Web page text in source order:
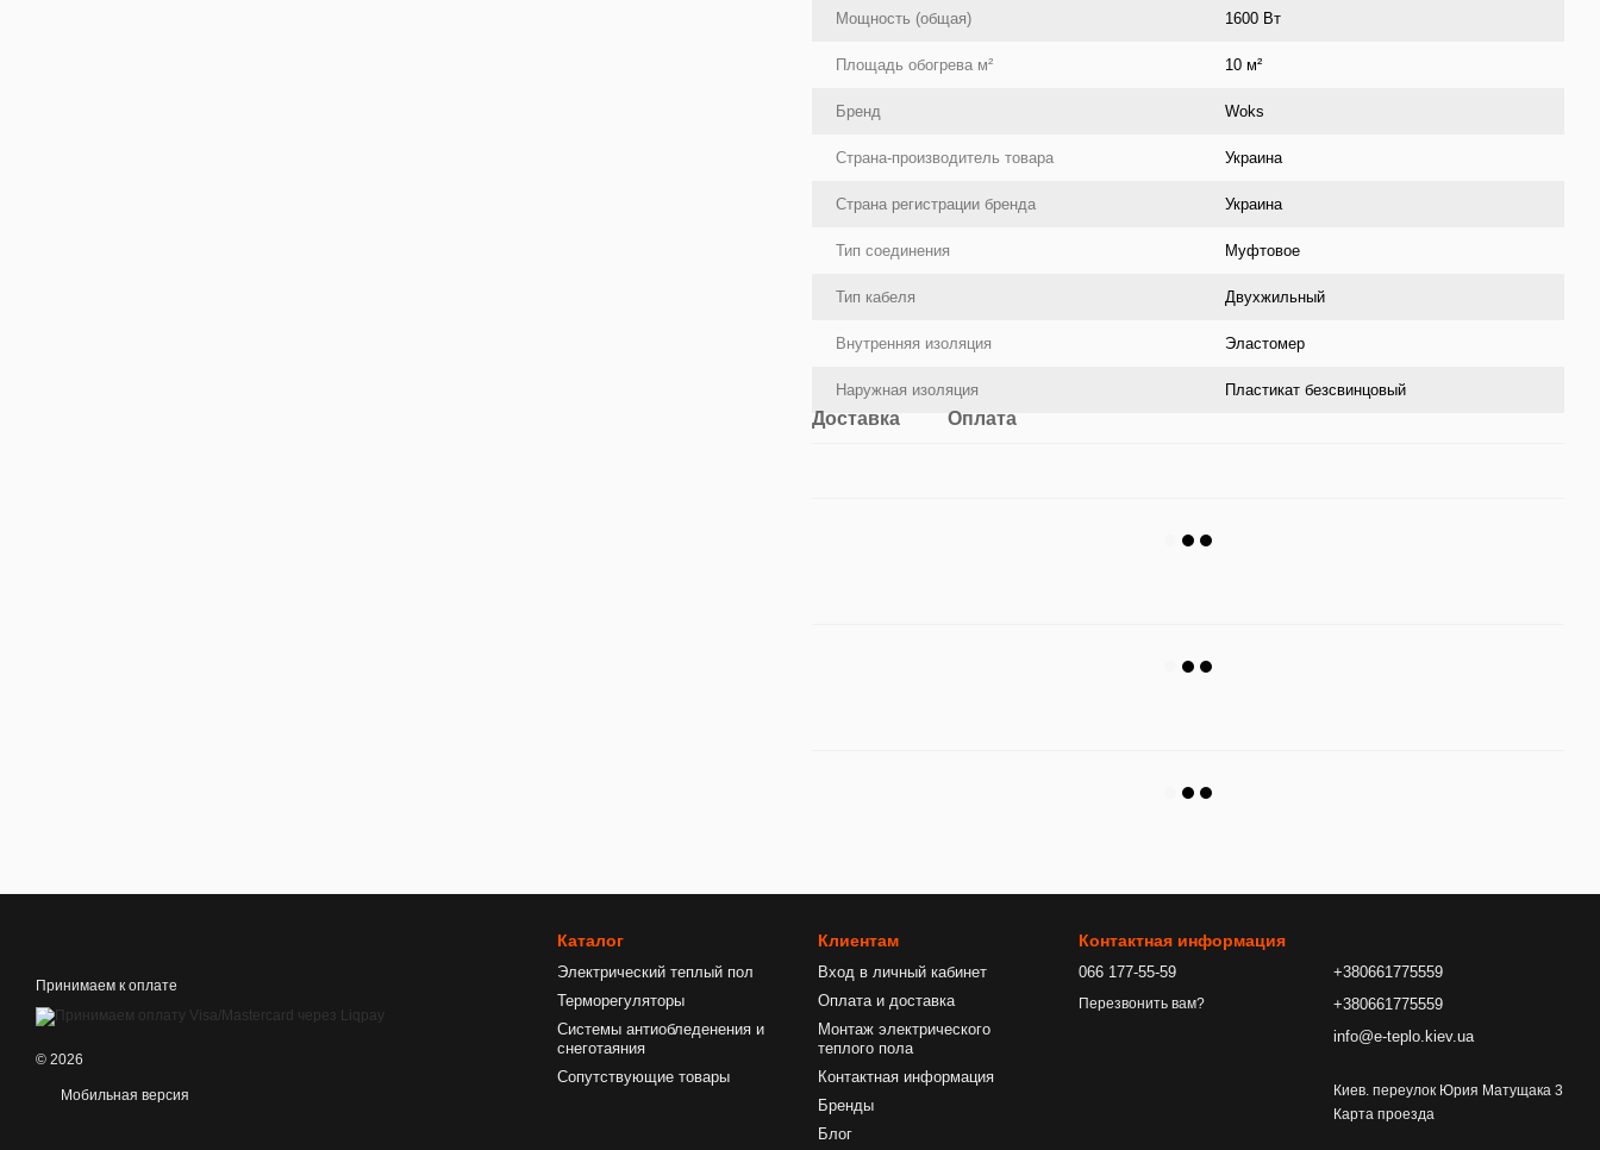
Мощность (общая) 1600 Вт
Площадь обогрева м² 10 м²
Бренд Woks
Страна-производитель товара Украина
Страна регистрации бренда Украина
Тип соединения Муфтовое
Тип кабеля Двухжильный
Внутренняя изоляция Эластомер
Наружная изоляция Пластикат безсвинцовый
Доставка Оплата
Принимаем к оплате
© 2026
Мобильная версия
Каталог
Электрический теплый пол
Терморегуляторы
Системы антиобледенения и
снеготаяния
Сопутствующие товары
Клиентам
Вход в личный кабинет
Оплата и доставка
Монтаж электрического
теплого пола
Контактная информация
Бренды
Блог
Контактная информация
066 177-55-59
Перезвонить вам?
+380661775559
+380661775559
info@e-teplo.kiev.ua
Киев. переулок Юрия Матущака 3
Карта проезда